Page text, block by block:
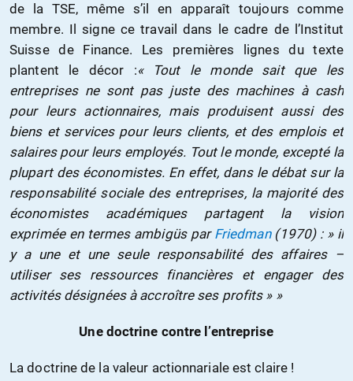
de la TSE, même s’il en apparaît toujours comme
membre. Il signe ce travail dans le cadre de l’Institut
Suisse de Finance. Les premières lignes du texte
plantent le décor :« Tout le monde sait que les
entreprises ne sont pas juste des machines à cash
pour leurs actionnaires, mais produisent aussi des
biens et services pour leurs clients, et des emplois et
salaires pour leurs employés. Tout le monde, excepté la
plupart des économistes. En effet, dans le débat sur la
responsabilité sociale des entreprises, la majorité des
économistes académiques partagent la vision
exprimée en termes ambigüs par Friedman(1970) : » il
y a une et une seule responsabilité des affaires –
utiliser ses ressources financières et engager des
activités désignées à accroître ses profits » »
Une doctrine contre l’entreprise
La doctrine de la valeur actionnariale est claire !